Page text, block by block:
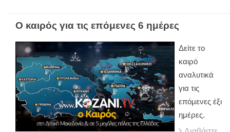
Ο καιρός για τις επόμενες 6 ημέρες
Δείτε το
καιρό
αναλυτικά
για τις
επόμενες έξι
ημέρες.